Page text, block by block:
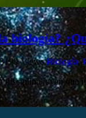
biología?
3199 Views Biología,
disciplina joven que